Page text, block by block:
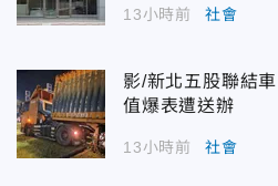
13小時前 社會
影/新北五股聯結
值爆表遭送辦
13小時前 社會